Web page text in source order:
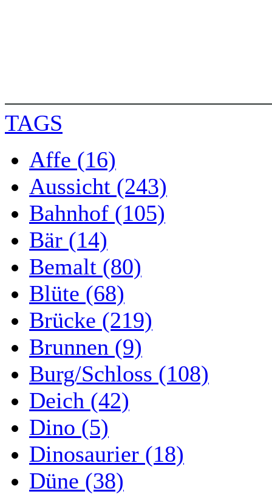
TAGS
Affe (16)
Aussicht (243)
Bahnhof (105)
Bär (14)
Bemalt (80)
Blüte (68)
Brücke (219)
Brunnen (9)
Burg/Schloss (108)
Deich (42)
Dino (5)
Dinosaurier (18)
Düne (38)